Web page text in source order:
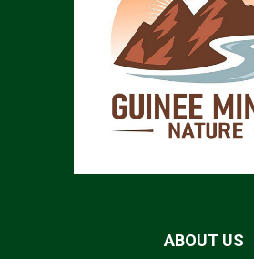
ABOUT US